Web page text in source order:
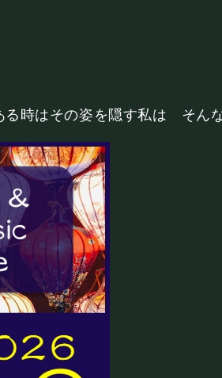
お問い合わせ
る時はその姿を隠す私は そ